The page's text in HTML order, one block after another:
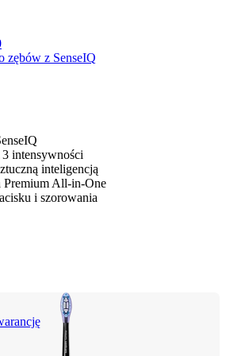
zębów z SenseIQ
intensywności
inteligencją
All-in-One
i szorowania